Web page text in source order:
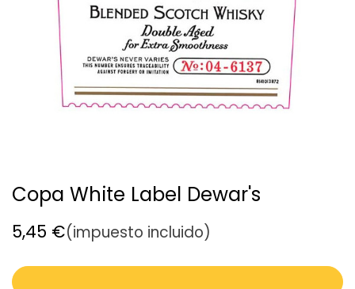
Copa White Label Dewar's
5,45 €(impuesto incluido)